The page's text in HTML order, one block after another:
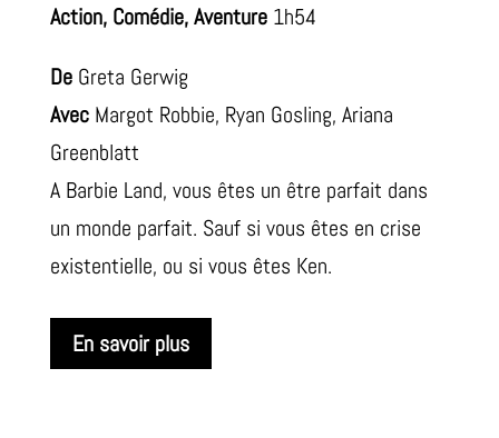
Action, Comédie, Aventure 1h54
DeGreta Gerwig
AvecMargot Robbie, Ryan Gosling, Ariana
Greenblatt
A Barbie Land, vous êtes un être parfait dans
un monde parfait. Sauf si vous êtes en crise
existentielle, ou si vous êtes Ken.
En savoir plus